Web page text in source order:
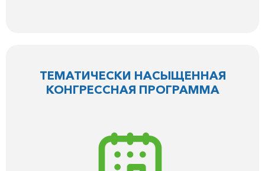
ТЕМАТИЧЕСКИ НАСЫЩЕННАЯ
КОНГРЕССНАЯ ПРОГРАММА